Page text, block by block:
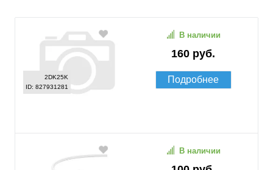
2DK25K
ID: 827931281
160 руб.
В наличии
Подробнее
В наличии